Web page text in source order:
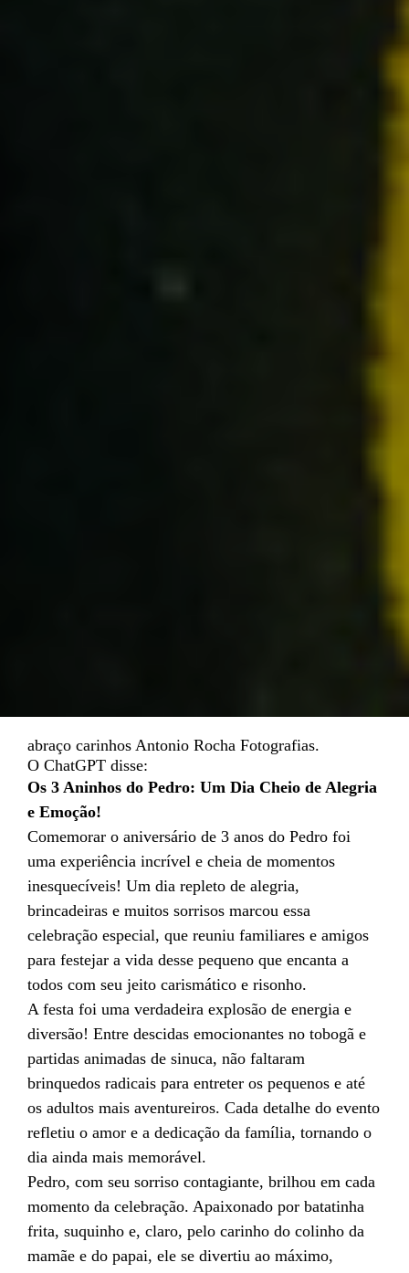
abraço carinhos Antonio Rocha Fotografias.
O ChatGPT disse:
Os 3 Aninhos do Pedro: Um Dia Cheio de Alegria
e Emoção!
Comemorar o aniversário de 3 anos do Pedro foi
uma experiência incrível e cheia de momentos
inesquecíveis! Um dia repleto de alegria,
brincadeiras e muitos sorrisos marcou essa
celebração especial, que reuniu familiares e amigos
para festejar a vida desse pequeno que encanta a
todos com seu jeito carismático e risonho.
A festa foi uma verdadeira explosão de energia e
diversão! Entre descidas emocionantes no tobogã e
partidas animadas de sinuca, não faltaram
brinquedos radicais para entreter os pequenos e até
os adultos mais aventureiros. Cada detalhe do evento
refletiu o amor e a dedicação da família, tornando o
dia ainda mais memorável.
Pedro, com seu sorriso contagiante, brilhou em cada
momento da celebração. Apaixonado por batatinha
frita, suquinho e, claro, pelo carinho do colinho da
mamãe e do papai, ele se divertiu ao máximo,